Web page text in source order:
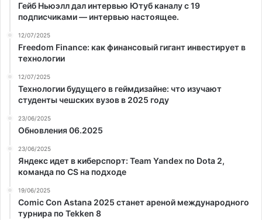
Гейб Ньюэлл дал интервью Ютуб каналу с 19
подписчиками — интервью настоящее.
12/07/2025
Freedom Finance: как финансовый гигант инвестирует в
технологии
12/07/2025
Технологии будущего в геймдизайне: что изучают
студенты чешских вузов в 2025 году
23/06/2025
Обновления 06.2025
23/06/2025
Яндекс идет в киберспорт: Team Yandex по Dota 2,
команда по CS на подходе
19/06/2025
Comic Con Astana 2025 станет ареной международного
турнира по Tekken 8